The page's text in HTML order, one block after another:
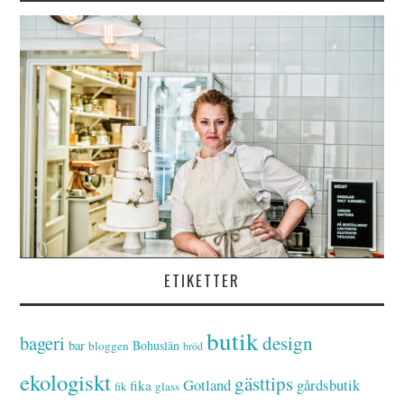
ETIKETTER
bageri bar bloggen Bohuslän bröd butikdesign
ekologiskt fik fika glass Gotland gästtips gårdsbutik